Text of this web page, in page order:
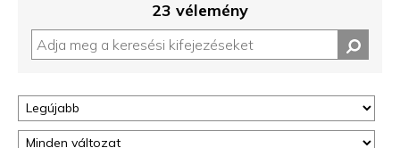
23 vélemény